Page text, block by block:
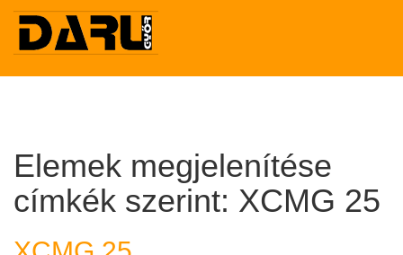
Elemek megjelenítése
címkék szerint: XCMG 25